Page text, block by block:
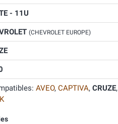
- 11U
(CHEVROLET EUROPE)
AVEO, CAPTIVA, CRUZE,